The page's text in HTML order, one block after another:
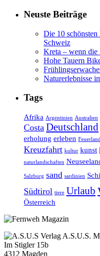
Neuste Beiträge
Die 10
Schweiz
Kreta – wenn die
Hohe Tauern
Naturerlebnisse
Tags
Afrika Argentinien Australien
Costa Deutschland
erholung erleben Feuerland
Kreuzfahrt kultur kunst
naturlandschaften
Salzburg sand sardinien
Südtirol tiere Urlaub
Österreich
A.S.U.S.
Im Stigler 15b
4312 Magden